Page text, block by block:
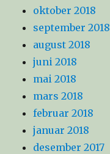
oktober 2018
september 2018
august 2018
juni 2018
mai 2018
mars 2018
februar 2018
januar 2018
desember 2017